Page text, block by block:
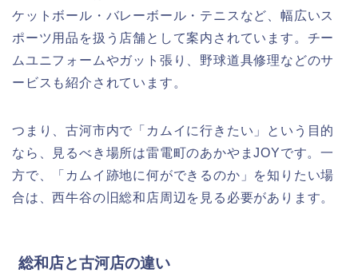
ケットボール・バレーボール・テニスなど、幅広いス
ポーツ用品を扱う店舗として案内されています。チー
ムユニフォームやガット張り、野球道具修理などのサ
ービスも紹介されています。
つまり、古河市内で「カムイに行きたい」という目的
なら、見るべき場所は雷電町のあかやまJOYです。一
方で、「カムイ跡地に何ができるのか」を知りたい場
合は、西牛谷の旧総和店周辺を見る必要があります。
総和店と古河店の違い